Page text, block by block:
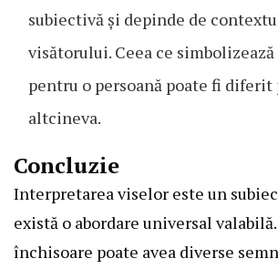
subiectivă și depinde de
visătorului. Ceea ce
pentru o persoană poate fi diferit
altcineva.
Concluzie
Interpretarea viselor este un
există o abordare universal
închisoare poate avea diverse